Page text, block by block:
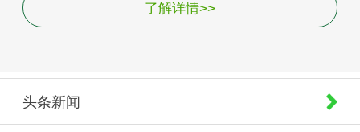
了解详情>>
头条新闻